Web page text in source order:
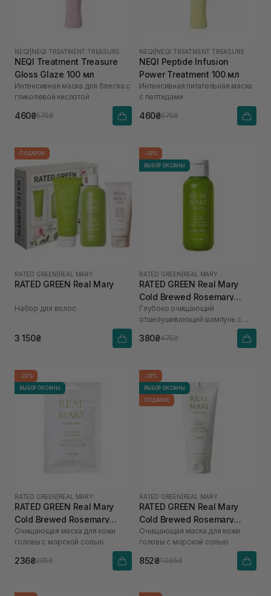
NEQI NEQI TREATMENT TREASURE
NEQI Treatment Treasure
Gloss Glaze 100 мл
Интенсивная маска для блеска с
гликолевой кислотой
460₴575₴
NEQI NEQI TREATMENT TREASURE
NEQI Peptide Infusion
Power Treatment 100 мл
Интенсивная питательная маска
с пептидами
460₴575₴
ПОДАРОК
RATED GREEN REAL MARY
RATED GREEN Real Mary
Набор для волос
3 150₴
-20%
ВЫБОР ОКСАНЫ
RATED GREEN REAL MARY
RATED GREEN Real Mary
Cold Brewed Rosemary
Exfoliating Scalp Shampoo
100 мл
Глубоко очищающий
отшелушивающий шампунь с
380₴475₴
-20%
ВЫБОР ОКСАНЫ
RATED GREEN REAL MARY
RATED GREEN Real Mary
Cold Brewed Rosemary
Purifyng Scalp Scaler 50 мл
Очищающая маска для кожи
головы с морской солью
236₴295₴
-20%
ВЫБОР ОКСАНЫ
ПОДАРОК
RATED GREEN REAL MARY
RATED GREEN Real Mary
Cold Brewed Rosemary
Purifyng Scalp Scaler 200
мл
Очищающая маска для кожи
головы с морской солью
852₴1 065₴